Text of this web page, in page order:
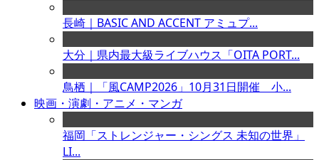
長崎｜BASIC AND ACCENT アミュプ...
大分｜県内最大級ライブハウス「OITA PORT...
鳥栖｜「風CAMP2026」10月31日開催 小...
映画・演劇・アニメ・マンガ
福岡「ストレンジャー・シングス 未知の世界」
LI...